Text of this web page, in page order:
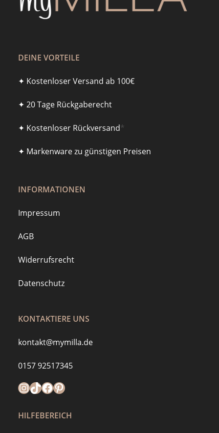
DEINE VORTEILE
✦ Kostenloser Versand ab 100€
✦ 20 Tage Rückgaberecht
✦ Kostenloser Rückversand*
✦ Markenware zu günstigen Preisen
INFORMATIONEN
Impressum
AGB
Widerrufsrecht
Datenschutz
KONTAKTIERE UNS
kontakt@mymilla.de
0157 92517345
Instagram
https://www.tiktok.com/@mymilla.de
Facebook
Pinterest
HILFEBEREICH